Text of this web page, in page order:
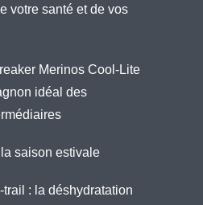
votre santé et de vos
Merinos Cool-Lite
idéal des
saison estivale
: la déshydratation